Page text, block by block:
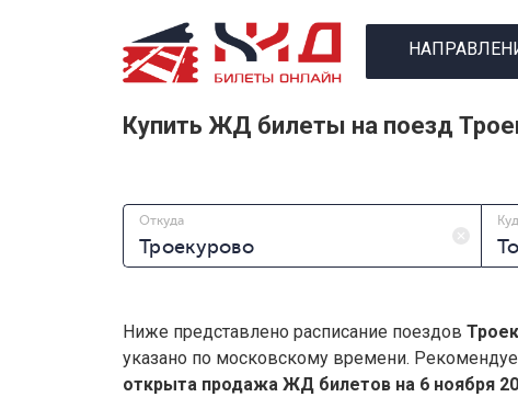
Купить ЖД билеты на поезд
Откуда
Ниже представлено расписание поездов
указано по московскому времени.
открыта продажа ЖД билетов на 6 ноября